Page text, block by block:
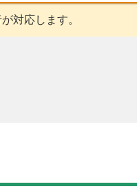
対応します。